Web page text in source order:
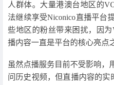
人群体。大量港澳台地区的
法继续享受Niconico直播平台
些地区的粉丝带来困扰，因
播内容一直是平台的核心亮点
虽然点播服务目前不受影响，
问历史视频，但直播内容的